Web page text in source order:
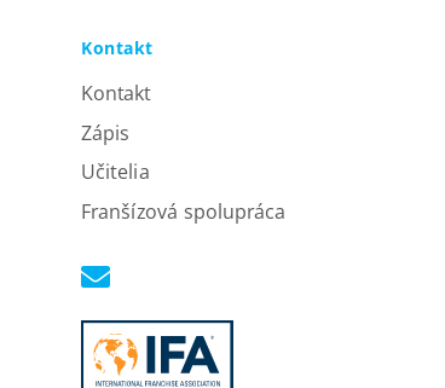
Kontakt
Kontakt
Zápis
Učitelia
Franšízová spolupráca